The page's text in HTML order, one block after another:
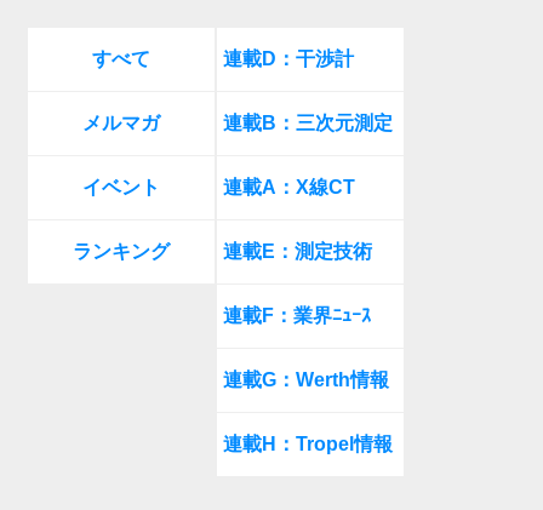
すべて
メルマガ
イベント
ランキング
連載D：干渉計
連載B：三次元測定
連載A：X線CT
連載E：測定技術
連載F：業界ﾆｭｰｽ
連載G：Werth情報
連載H：Tropel情報